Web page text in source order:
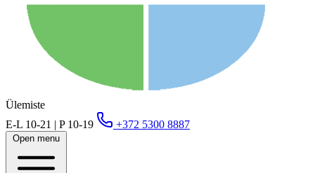
Ülemiste
E-L 10-21 | P 10-19
+372 5300 8887
Open menu